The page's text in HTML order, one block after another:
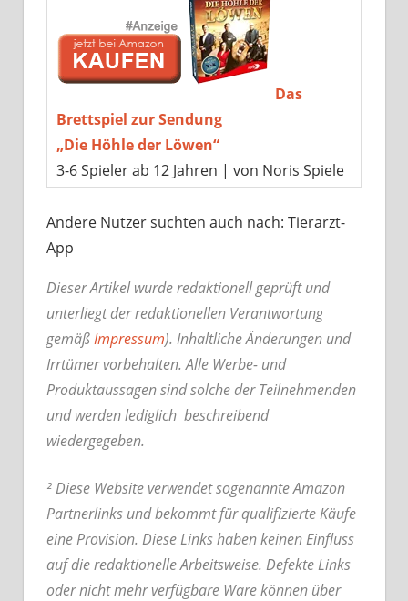
Das
Brettspiel zur Sendung
„Die Höhle der Löwen“
3-6 Spieler ab 12 Jahren | von Noris Spiele
Andere Nutzer suchten auch nach: Tierarzt-
App
Dieser Artikel wurde redaktionell geprüft und
unterliegt der redaktionellen Verantwortung
gemäßImpressum). Inhaltliche Änderungen und
Irrtümer vorbehalten. Alle Werbe- und
Produktaussagen sind solche der Teilnehmenden
und werden lediglich beschreibend
wiedergegeben.
² Diese Website verwendet sogenannte Amazon
Partnerlinks und bekommt für qualifizierte Käufe
eine Provision. Diese Links haben keinen Einfluss
auf die redaktionelle Arbeitsweise. Defekte Links
oder nicht mehr verfügbare Ware können über